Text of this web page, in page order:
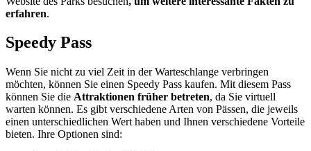
erfahren.
Speedy Pass
Wenn Sie nicht zu viel Zeit in der Warteschlange verbringen
möchten, können Sie einen Speedy Pass kaufen. Mit diesem Pass
können Sie die Attraktionen früher betreten, da Sie virtuell
warten können. Es gibt verschiedene Arten von Pässen, die jeweils
einen unterschiedlichen Wert haben und Ihnen verschiedene Vorteile
bieten. Ihre Optionen sind: